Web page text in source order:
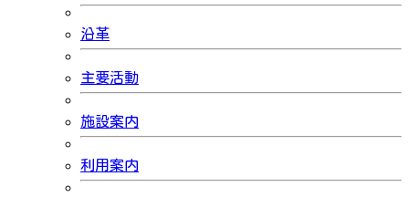
沿革
主要活動
施設案内
利用案内